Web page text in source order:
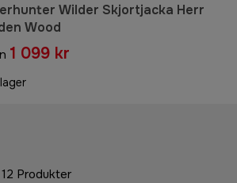
Wilder Skjortjacka Herr
Wood
1 099 kr
Produkter